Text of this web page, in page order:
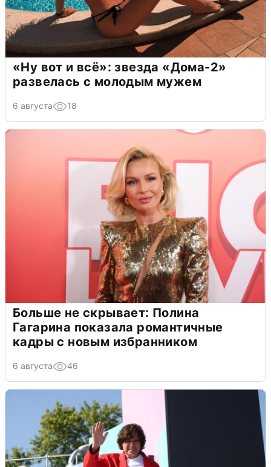
«Ну вот и всё»: звезда «Дома-2»
развелась с молодым мужем
6 августа 18
Больше не скрывает: Полина
Гагарина показала романтичные
кадры с новым избранником
6 августа 46